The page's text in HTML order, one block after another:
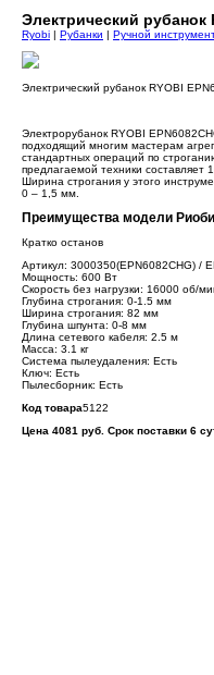
Электрический рубанок
Ryobi | Рубанки | Ручной
Электрический рубанок RYOBI
Электрорубанок RYOBI
подходящий многим мастерам
стандартных операций по
предлагаемой техники
Ширина строгания у этого
0 – 1,5 мм.
Преимущества модели
Кратко останов
Артикул: 3000350(EPN6082CHG) /
Мощность: 600 Вт
Скорость без нагрузки: 16000 об/
Глубина строгания: 0-1.5 мм
Ширина строгания: 82 мм
Глубина шпунта: 0-8 мм
Длина сетевого кабеля: 2.5 м
Масса: 3.1 кг
Система пылеудаления: Есть
Ключ: Есть
Пылесборник: Есть
Код товара5122
Цена 4081 руб. Срок поставки 6